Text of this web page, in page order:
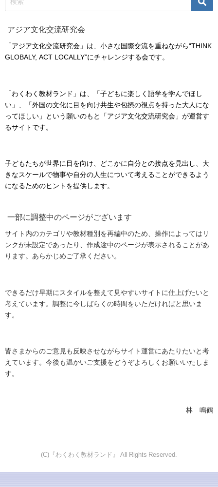
アジア文化交流研究会
「アジア文化交流研究会」は、小さな国際交流を重ねながら“THINK
GLOBALY, ACT LOCALLY”にチャレンジする会です。
「わくわく教材ランド」は、「子どもに楽しく語学を学んでほし
い」、「外国の文化に目を向け共生や包摂の視点を持った大人にな
ってほしい」という願いのもと「アジア文化交流研究会」が運営す
るサイトです。
子どもたちが世界に目を向け、どこかに自分との接点を見出し、大
きなスケールで物事や自分の人生について考えることができるよう
になるためのヒントを提供します。
一部に調整中のページがございます
サイト内のカテゴリや教材種別を再編中のため、操作によってはリ
ンクが未設定であったり、作成途中のページが表示されることがあ
ります。あらかじめご了承ください。
できるだけ早期にスタイルを整えて見やすいサイトに仕上げたいと
考えています。調整に今しばらくの時間をいただければと思いま
す。
皆さまからのご意見も反映させながらサイト運営にあたりたいと考
えています。今後も温かいご支援をどうぞよろしくお願いいたしま
す。
林 鳴鶴
(C)『わくわく教材ランド』 All Rights Reserved.